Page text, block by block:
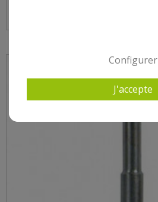
Configurer
J'accepte